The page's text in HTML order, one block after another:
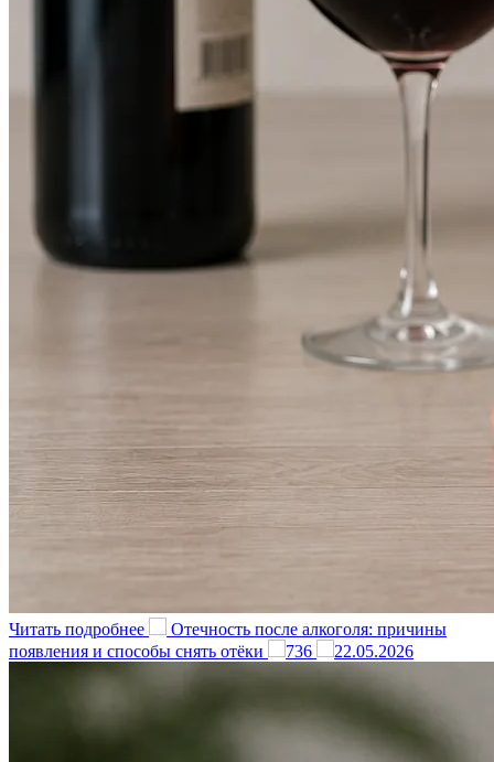
Читать подробнее
Отечность после алкоголя: причины
появления и способы снять отёки
736 22.05.2026